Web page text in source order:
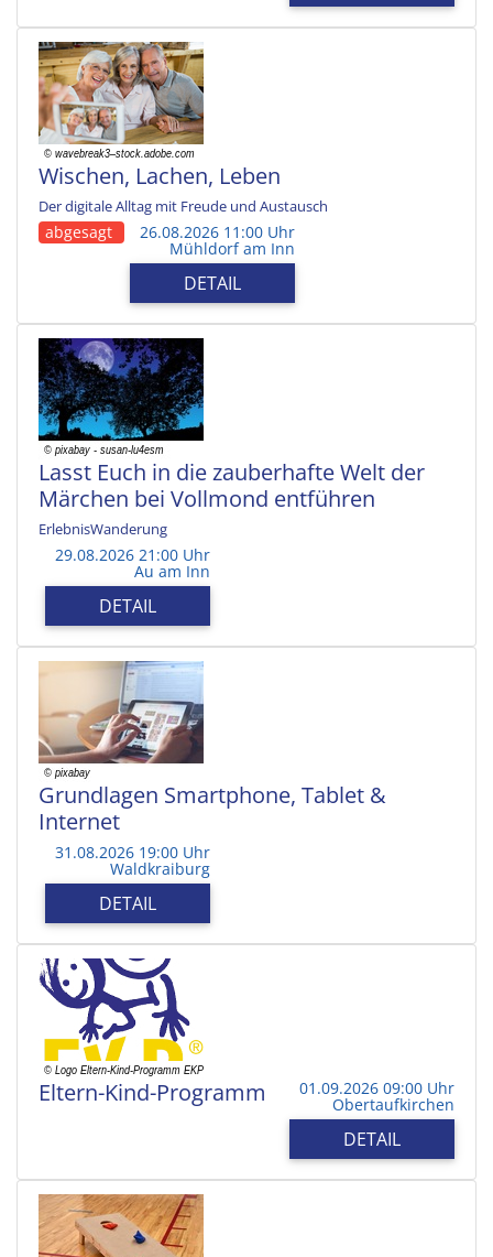
Wischen, Lachen, Leben
Der digitale Alltag mit Freude und Austausch
abgesagt 26.08.2026 11:00 Uhr
Mühldorf am Inn
DETAIL
Lasst Euch in die zauberhafte Welt der
Märchen bei Vollmond entführen
ErlebnisWanderung
29.08.2026 21:00 Uhr
Au am Inn
DETAIL
Grundlagen Smartphone, Tablet &
Internet
31.08.2026 19:00 Uhr
Waldkraiburg
DETAIL
Eltern-Kind-Programm 01.09.2026 09:00 Uhr
Obertaufkirchen
DETAIL